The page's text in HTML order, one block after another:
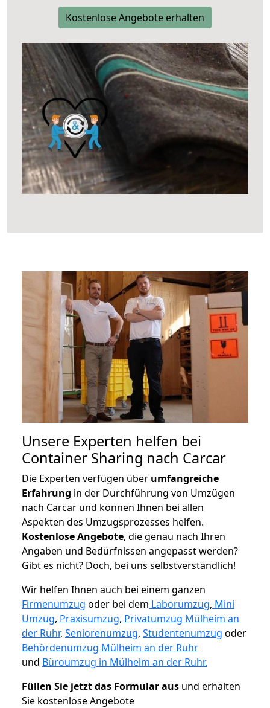
Kostenlose Angebote erhalten
Unsere Experten helfen bei
Container Sharing nach Carcar
Die Experten verfügen über umfangreiche
Erfahrung in der Durchführung von Umzügen
nach Carcar und können Ihnen bei allen
Aspekten des Umzugsprozesses helfen.
Kostenlose Angebote, die genau nach Ihren
Angaben und Bedürfnissen angepasst werden?
Gibt es nicht? Doch, bei uns selbstverständlich!
Wir helfen Ihnen auch bei einem ganzen
Firmenumzug oder bei dem Laborumzug, Mini
Umzug, Praxisumzug, Privatumzug Mülheim an
der Ruhr, Seniorenumzug, Studentenumzug oder
Behördenumzug Mülheim an der Ruhr
und Büroumzug in Mülheim an der Ruhr.
Füllen Sie jetzt das Formular aus und erhalten
Sie kostenlose Angebote